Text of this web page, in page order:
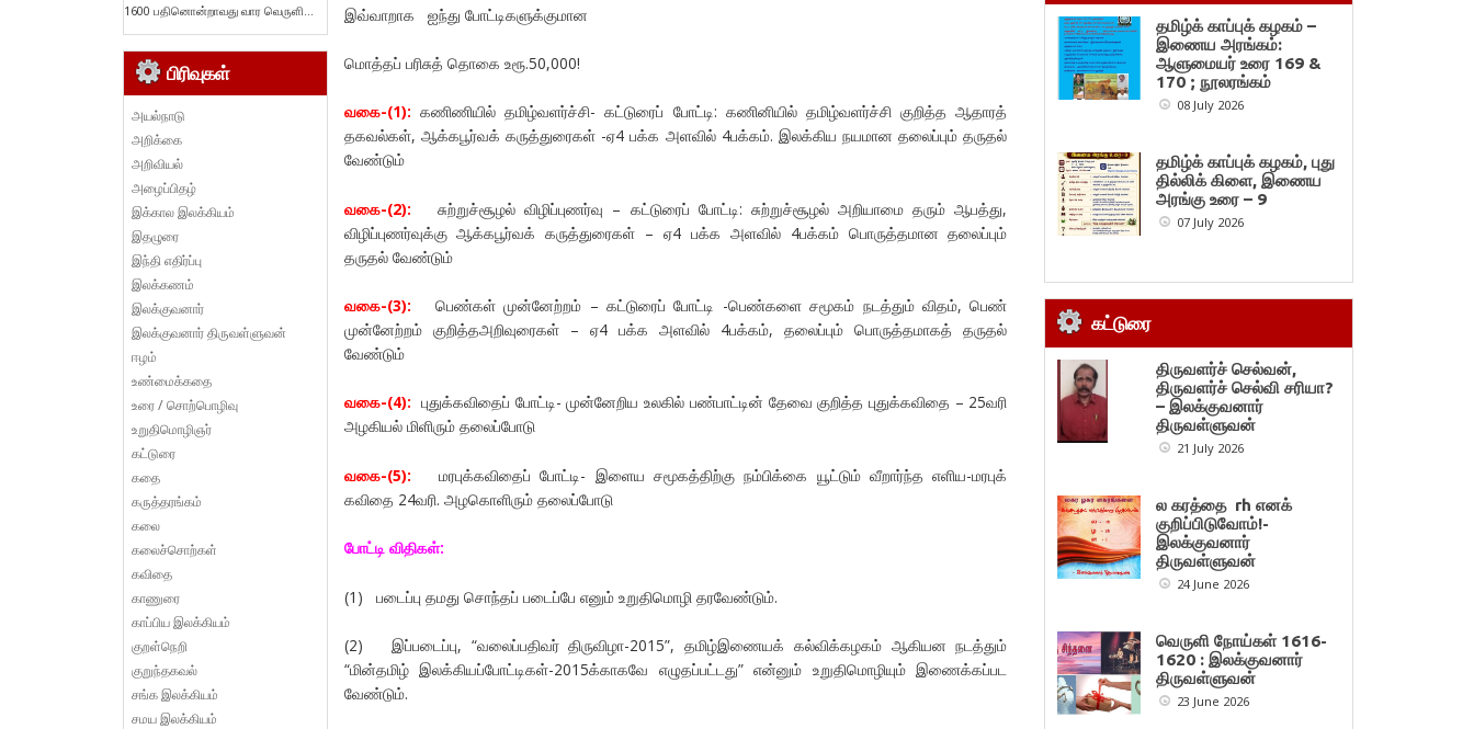
இவ்வாறாக ஐந்து போட்டிகளுக்குமான
மொத்தப் பரிசுத் தொகை உரூ.50,000!
வகை-(1): கணிணியில் தமிழ்வளர்ச்சி- கட்டுரைப் போட்டி: கணினியில் தமிழ்வளர்ச்சி குறித்த ஆதாரத்
தகவல்கள், ஆக்கபூர்வக் கருத்துரைகள் -ஏ4 பக்க அளவில் 4பக்கம். இலக்கிய நயமான தலைப்பும் தருதல்
வேண்டும்
வகை-(2):
சுற்றுச்சூழல் விழிப்புணர்வு – கட்டுரைப் போட்டி: சுற்றுச்சூழல் அறியாமை தரும் ஆபத்து,
விழிப்புணர்வுக்கு ஆக்கபூர்வக் கருத்துரைகள் – ஏ4 பக்க அளவில் 4பக்கம் பொருத்தமான தலைப்பும்
தருதல் வேண்டும்
வகை-(3): பெண்கள் முன்னேற்றம் – கட்டுரைப் போட்டி -பெண்களை சமூகம் நடத்தும் விதம், பெண்
முன்னேற்றம் குறித்தஅறிவுரைகள் – ஏ4 பக்க அளவில் 4பக்கம், தலைப்பும் பொருத்தமாகத் தருதல்
வேண்டும்
வகை-(4): புதுக்கவிதைப் போட்டி- முன்னேறிய உலகில் பண்பாட்டின் தேவை குறித்த புதுக்கவிதை – 25வரி
அழகியல் மிளிரும் தலைப்போடு
வகை-(5): மரபுக்கவிதைப் போட்டி- இளைய சமூகத்திற்கு நம்பிக்கை யூட்டும் வீறார்ந்த எளிய-மரபுக்
கவிதை 24வரி. அழகொளிரும் தலைப்போடு
போட்டி விதிகள்:
(1) படைப்பு தமது சொந்தப் படைப்பே எனும் உறுதிமொழி தரவேண்டும்.
(2) இப்படைப்பு, “வலைப்பதிவர் திருவிழா-2015”, தமிழ்இணையக் கல்விக்கழகம் ஆகியன நடத்தும்
“மின்தமிழ் இலக்கியப்போட்டிகள்-2015க்காகவே எழுதப்பட்டது” என்னும் உறுதிமொழியும் இணைக்கப்பட
வேண்டும்.
1600 பதினொன்றாவது வார வெருளி...
பிரிவுகள்
அயல்நாடு
அறிக்கை
அறிவியல்
அழைப்பிதழ்
இக்கால இலக்கியம்
இதழுரை
இந்தி எதிர்ப்பு
இலக்கணம்
இலக்குவனார்
இலக்குவனார் திருவள்ளுவன்
ஈழம்
உண்மைக்கதை
உரை / சொற்பொழிவு
உறுதிமொழிஞர்
கட்டுரை
கதை
கருத்தரங்கம்
கலை
கலைச்சொற்கள்
கவிதை
காணுரை
காப்பிய இலக்கியம்
குறள்நெறி
குறுந்தகவல்
சங்க இலக்கியம்
சமய இலக்கியம்
தமிழ்க் காப்புக் கழகம் –
இணைய அரங்கம்:
ஆளுமையர் உரை 169 &
170 ; நூலரங்கம்
08 July 2026
தமிழ்க் காப்புக் கழகம், புது
தில்லிக் கிளை, இணைய
அரங்கு உரை – 9
07 July 2026
கட்டுரை
திருவளர்ச் செல்வன்,
திருவளர்ச் செல்வி சரியா?
– இலக்குவனார்
திருவள்ளுவன்
21 July 2026
ல கரத்தை rh எனக்
குறிப்பிடுவோம்!-
இலக்குவனார்
திருவள்ளுவன்
24 June 2026
வெருளி நோய்கள் 1616-
1620 : இலக்குவனார்
திருவள்ளுவன்
23 June 2026